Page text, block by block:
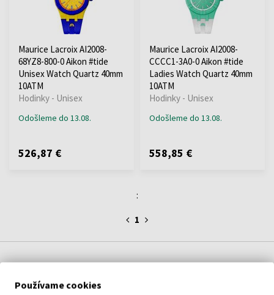
Maurice Lacroix AI2008-
68YZ8-800-0 Aikon #tide
Unisex Watch Quartz 40mm
10ATM
Hodinky - Unisex
Odošleme do 13.08.
526,87 €
Maurice Lacroix AI2008-
CCCC1-3A0-0 Aikon #tide
Ladies Watch Quartz 40mm
10ATM
Hodinky - Unisex
Odošleme do 13.08.
558,85 €
:
1
Používame cookies